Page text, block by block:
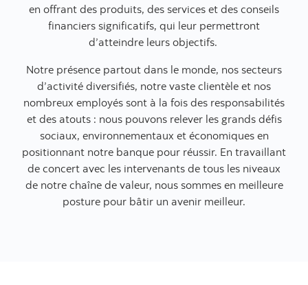
en offrant des produits, des services et des conseils
financiers significatifs, qui leur permettront
d’atteindre leurs objectifs.
Notre présence partout dans le monde, nos secteurs
d’activité diversifiés, notre vaste clientèle et nos
nombreux employés sont à la fois des responsabilités
et des atouts : nous pouvons relever les grands défis
sociaux, environnementaux et économiques en
positionnant notre banque pour réussir. En travaillant
de concert avec les intervenants de tous les niveaux
de notre chaîne de valeur, nous sommes en meilleure
posture pour bâtir un avenir meilleur.